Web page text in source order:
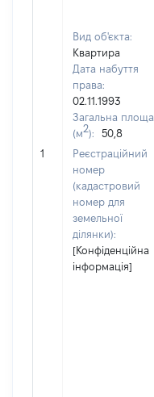
1
Вид об'єкта:
Квартира
Дата набуття
права:
02.11.1993
Загальна площа
(м2):
50,8
Реєстраційний
номер
(кадастровий
номер для
земельної
ділянки):
[Конфіденційна
інформація]